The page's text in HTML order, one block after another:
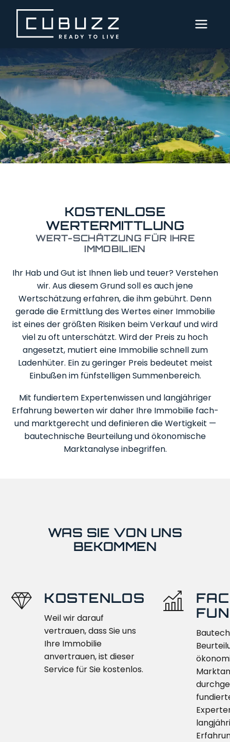
MENÜ
AKTUELLE
IMMOBILIEN
DIENSTLEISTUNGEN
Immobilienverkauf
Immobiliensuche
ÜBER
SERVICE
IMPRESSUM
DATENSCHUTZ
KOSTENLOSE
WERTERMITTLUNG
WERT-SCHÄTZUNG FÜR IHRE
IMMOBILIEN
Ihr Hab und Gut ist Ihnen lieb und teuer? Verstehen
wir. Aus diesem Grund soll es auch jene
Wertschätzung erfahren, die ihm gebührt. Denn
gerade die Ermittlung des Wertes einer Immobilie
ist eines der größten Risiken beim Verkauf und wird
viel zu oft unterschätzt. Wird der Preis zu hoch
angesetzt, mutiert eine Immobilie schnell zum
Ladenhüter. Ein zu geringer Preis bedeutet meist
Einbußen im fünfstelligen Summenbereich.
Mit fundiertem Expertenwissen und langjähriger
Erfahrung bewerten wir daher Ihre Immobilie fach-
und marktgerecht und definieren die Wertigkeit —
bautechnische Beurteilung und ökonomische
Marktanalyse inbegriffen.
WAS SIE VON UNS
BEKOMMEN
KOSTENLOS
Weil wir darauf
vertrauen, dass Sie uns
Ihre Immobilie
anvertrauen, ist dieser
Service für Sie kostenlos.